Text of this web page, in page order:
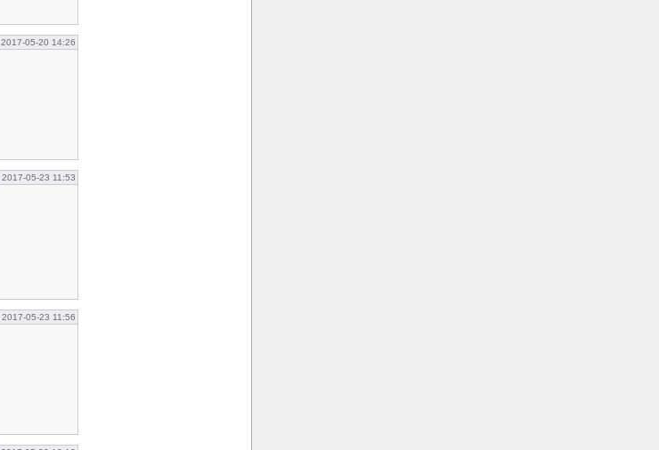
2017-05-20 14:26
2017-05-23 11:53
2017-05-23 11:56